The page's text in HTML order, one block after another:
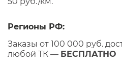
Регионы РФ:
Заказы от 100 000 руб.
любой ТК — БЕСПЛАТНО